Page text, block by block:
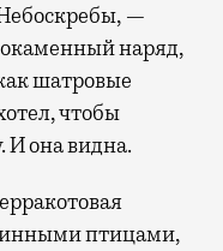
—
наряд,
шатровые
чтобы
И она видна.
птицами,